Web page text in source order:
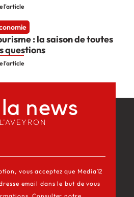
l'article
: la saison de toutes
questions
l'article
news​
vous acceptez que Media12
email dans le but de vous